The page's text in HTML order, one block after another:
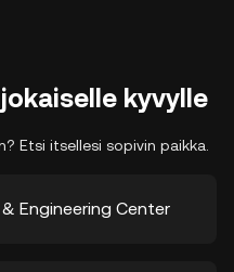
kyvylle
Etsi itsellesi sopivin paikka.
Engineering Center